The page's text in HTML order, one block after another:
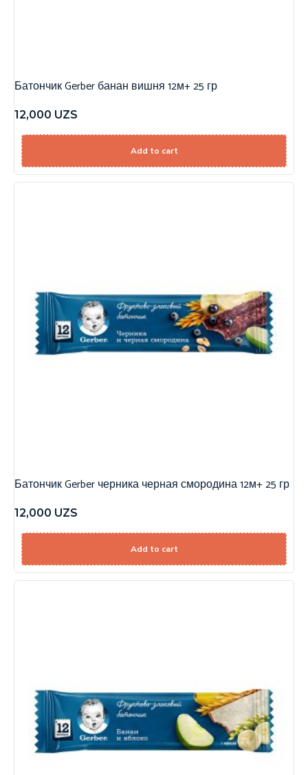
Батончик Gerber банан вишня 12м+ 25 гр
12,000 UZS
Add to cart
Батончик Gerber черника черная смородина 12м+ 25 гр
12,000 UZS
Add to cart